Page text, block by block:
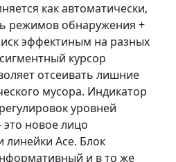
как автоматически,
режимов обнаружения +
эффектиным на разных
курсор
отсеивать лишние
мусора. Индикатор
уровней
новое лицо
Ace. Блок
и в то же